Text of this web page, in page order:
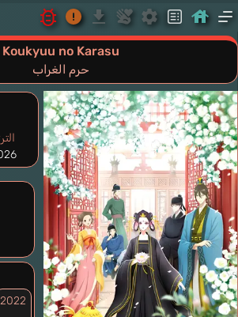
Koukyuu no Karasu
حرم الغراب
2022